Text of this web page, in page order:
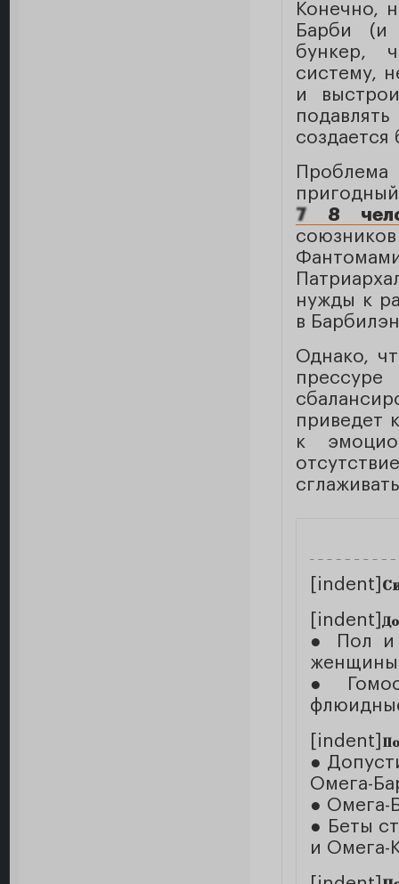
Конечно,
Барби (и
бункер,
систему,
и
7 8
нужды к
в
Однако,
приведет
к
[indent]
[indent]
● Пол и
●
[indent]
●
Омега-
● Омега-
● Беты
и Омега-